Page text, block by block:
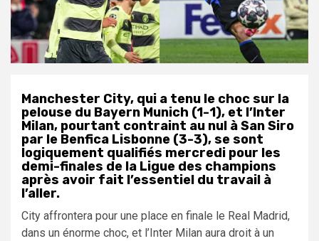
Manchester City, qui a tenu le choc sur la
pelouse du Bayern Munich (1-1), et l’Inter
Milan, pourtant contraint au nul à San Siro
par le Benfica Lisbonne (3-3), se sont
logiquement qualifiés mercredi pour les
demi-finales de la Ligue des champions
après avoir fait l’essentiel du travail à
l’aller.
City affrontera pour une place en finale le Real Madrid,
dans un énorme choc, et l’Inter Milan aura droit à un